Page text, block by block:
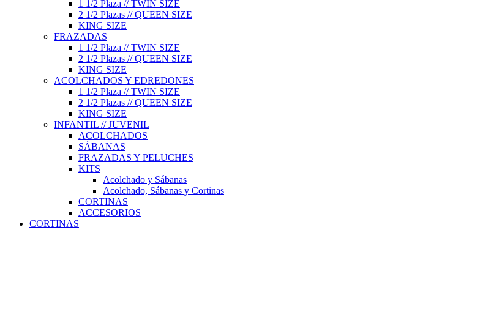
1 1/2 Plaza // TWIN SIZE
2 1/2 Plazas // QUEEN SIZE
KING SIZE
FRAZADAS
1 1/2 Plaza // TWIN SIZE
2 1/2 Plazas // QUEEN SIZE
KING SIZE
ACOLCHADOS Y EDREDONES
1 1/2 Plaza // TWIN SIZE
2 1/2 Plazas // QUEEN SIZE
KING SIZE
INFANTIL // JUVENIL
ACOLCHADOS
SÁBANAS
FRAZADAS Y PELUCHES
KITS
Acolchado y Sábanas
Acolchado, Sábanas y Cortinas
CORTINAS
ACCESORIOS
CORTINAS